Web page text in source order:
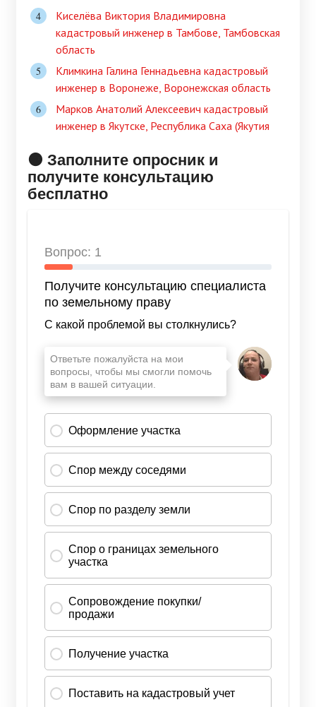
Киселёва Виктория Владимировна
кадастровый инженер в Тамбове, Тамбовская
область
Климкина Галина Геннадьевна кадастровый
инженер в Воронеже, Воронежская область
Марков Анатолий Алексеевич кадастровый
инженер в Якутске, Республика Саха (Якутия
🟠 Заполните опросник и
получите консультацию
бесплатно